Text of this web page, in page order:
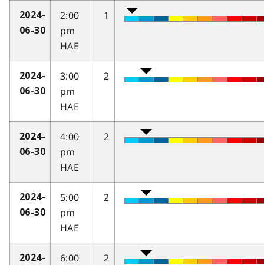
2024-
06-30
2:00
pm
HAE
1
2024-
06-30
3:00
pm
HAE
2
2024-
06-30
4:00
pm
HAE
2
2024-
06-30
5:00
pm
HAE
2
2024-
6:00
2